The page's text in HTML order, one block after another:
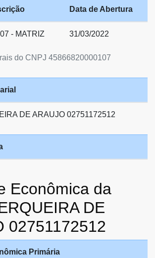
do CNPJ 45866820000107
Data de Abertura
- MATRIZ 31/03/2022
DE ARAUJO 02751172512
Econômica da
DE
02751172512
Primária